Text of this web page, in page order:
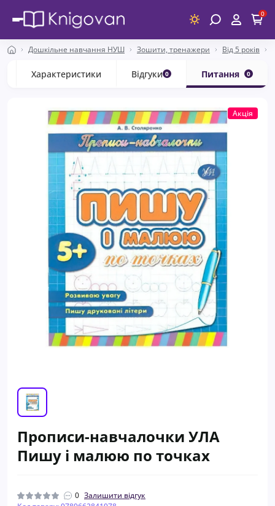
0
Дошкільне навчання НУШ Зошити, тренажери Від 5 років
Характеристики Відгуки 0 Питання 0
Акція
Прописи-навчалочки УЛА
Пишу і малюю по точках
0 Залишити відгук